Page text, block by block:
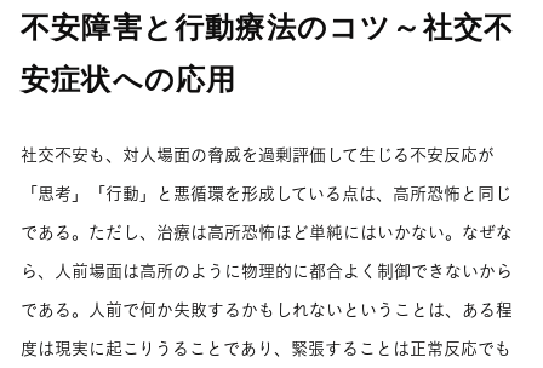
不安障害と行動療法のコツ～社交不
安症状への応用
社交不安も、対人場面の脅威を過剰評価して生じる不安反応が
「思考」「行動」と悪循環を形成している点は、高所恐怖と同じ
である。ただし、治療は高所恐怖ほど単純にはいかない。なぜな
ら、人前場面は高所のように物理的に都合よく制御できないから
である。人前で何か失敗するかもしれないということは、ある程
度は現実に起こりうることであり、緊張することは正常反応でも